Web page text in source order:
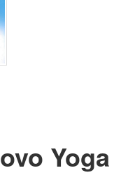
Yoga